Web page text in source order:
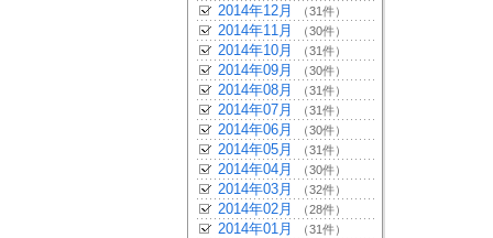
2014年12月 （31件）
2014年11月 （30件）
2014年10月 （31件）
2014年09月 （30件）
2014年08月 （31件）
2014年07月 （31件）
2014年06月 （30件）
2014年05月 （31件）
2014年04月 （30件）
2014年03月 （32件）
2014年02月 （28件）
2014年01月 （31件）